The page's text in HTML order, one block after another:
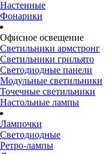
Настенные
Фонарики
Офисное освещение
Светильники армстронг
Светильники грильято
Светодиодные панели
Модульные светильники
Точечные светильники
Настольные лампы
Лампочки
Светодиодные
Ретро-лампы